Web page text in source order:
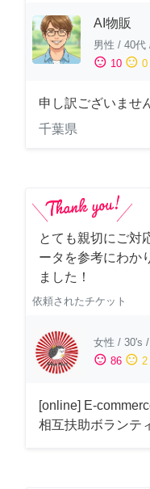
AI物販
男性 / 40代
sentiment_satisfied 10 sentiment_neutral 0
申し訳ございませ
千葉県
とても親切にご対
ータを参考にわか
ました！
依頼されたチケット
女性 / 30's /
sentiment_satisfied 86 sentiment_neutral 2
[online] E-
相互扶助ボランテ